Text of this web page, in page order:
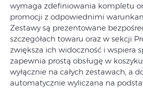
wymaga zdefiniowania kompletu
promocji z odpowiednimi
Zestawy są prezentowane
szczegółach towaru oraz w sekcji
zwiększa ich widoczność i wspiera
zapewnia prostą obsługę w
wyłącznie na całych zestawach, a
automatycznie wyliczana na